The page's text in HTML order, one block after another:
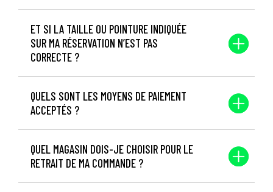
ET SI LA TAILLE OU POINTURE INDIQUÉE
SUR MA RÉSERVATION N’EST PAS
CORRECTE ?
QUELS SONT LES MOYENS DE PAIEMENT
ACCEPTÉS ?
QUEL MAGASIN DOIS-JE CHOISIR POUR LE
RETRAIT DE MA COMMANDE ?